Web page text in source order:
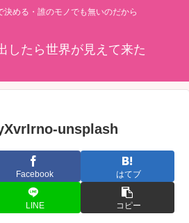
決める・誰のモノでも無いのだから
したら世界が見えて来た
unsplash
Facebook はてブ
LINE コピー